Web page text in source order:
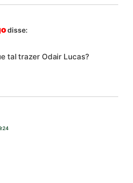
disse:
tal trazer Odair Lucas?